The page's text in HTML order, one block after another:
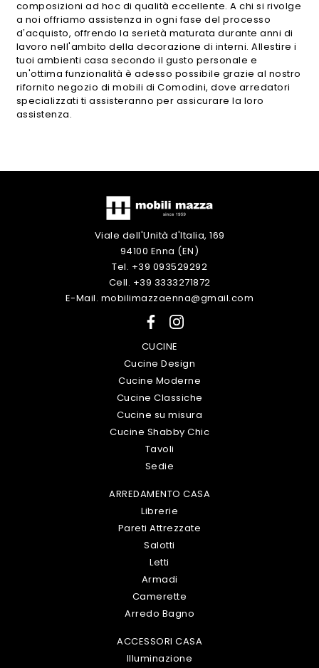
composizioni ad hoc di qualità eccellente. A chi si rivolge
a noi offriamo assistenza in ogni fase del processo
d’acquisto, offrendo la serietà maturata durante anni di
lavoro nell'ambito della decorazione di interni. Allestire i
tuoi ambienti casa secondo il gusto personale e
un'ottima funzionalità è adesso possibile grazie al nostro
rifornito negozio di mobili di Comodini, dove arredatori
specializzati ti assisteranno per assicurare la loro
assistenza.
Viale dell'Unità d'Italia, 169
94100 Enna (EN)
Tel. +39 093529292
Cell. +39 3333271872
E-Mail. mobilimazzaenna@gmail.com
CUCINE
Cucine Design
Cucine Moderne
Cucine Classiche
Cucine su misura
Cucine Shabby Chic
Tavoli
Sedie
ARREDAMENTO CASA
Librerie
Pareti Attrezzate
Salotti
Letti
Armadi
Camerette
Arredo Bagno
ACCESSORI CASA
Illuminazione